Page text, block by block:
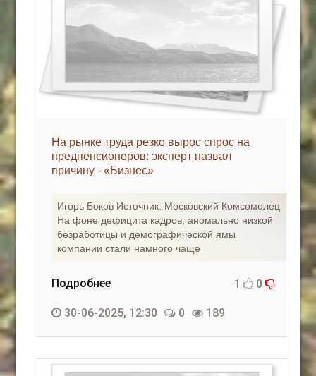
На рынке труда резко вырос спрос на
предпенсионеров: эксперт назвал
причину - «Бизнес»
Игорь Боков Источник: Московский Комсомолец
На фоне дефицита кадров, аномально низкой
безработицы и демографической ямы
компании стали намного чаще
Подробнее 1 0
30-06-2025, 12:30 0 189